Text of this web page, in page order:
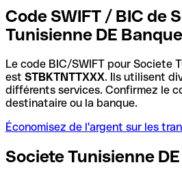
Code SWIFT / BIC de
Tunisienne DE
Le code BIC/SWIFT pour Societe
est STBKTNTTXXX. Ils utilisent
différents services. Confirmez le
destinataire ou la banque.
Économisez de l'argent sur les
Societe Tunisienne